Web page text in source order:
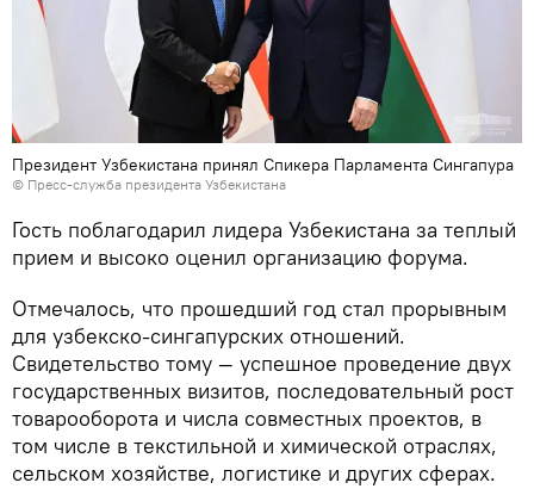
Президент Узбекистана принял Спикера Парламента Сингапура
© Пресс-служба президента Узбекистана
Гость поблагодарил лидера Узбекистана за теплый
прием и высоко оценил организацию форума.
Отмечалось, что прошедший год стал прорывным
для узбекско-сингапурских отношений.
Свидетельство тому — успешное проведение двух
государственных визитов, последовательный рост
товарооборота и числа совместных проектов, в
том числе в текстильной и химической отраслях,
сельском хозяйстве, логистике и других сферах.